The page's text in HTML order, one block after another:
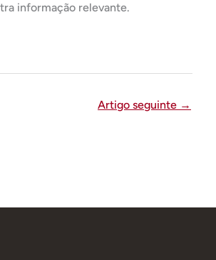
informação relevante.
Artigo seguinte →